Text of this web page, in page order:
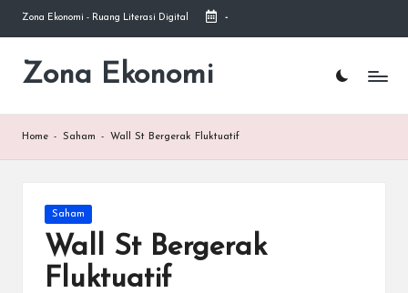
Skip
content
Zona Ekonomi - Ruang Literasi Digital -
Zona Ekonomi
Ruang
Home - Saham - Wall St Bergerak Fluktuatif
Posted
in
Saham
Wall St Bergerak
Fluktuatif